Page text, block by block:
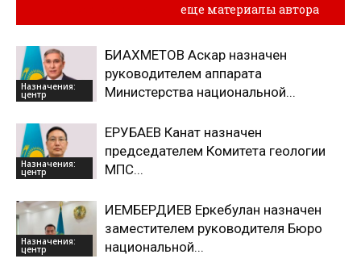
еще материалы автора
Назначения:
центр
БИАХМЕТОВ Аскар назначен
руководителем аппарата
Министерства национальной...
Назначения:
центр
ЕРУБАЕВ Канат назначен
председателем Комитета геологии
МПС...
Назначения:
центр
ИЕМБЕРДИЕВ Еркебулан назначен
заместителем руководителя Бюро
национальной...